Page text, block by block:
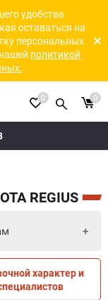
удобства
оставаться на
персональных
политикой
0 0
REGIUS
характер и